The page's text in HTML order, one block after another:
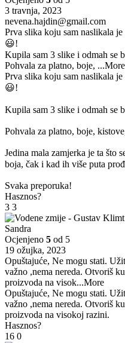
3 travnja, 2023
nevena.hajdin@gmail.com
Prva slika koju sam naslikala
😃!
Kupila sam 3 slike i odmah se
Pohvala za platno, boje, ...More
Prva slika koju sam naslikala
😃!
Kupila sam 3 slike i odmah se
Pohvala za platno, boje,
Jedina mala zamjerka je ta što
boja, čak i kad ih više puta
Svaka preporuka!
Hasznos?
3 3
Sandra
Ocjenjeno 5 od 5
19 ožujka, 2023
Opuštajuće, Ne mogu stati.
važno ,nema nereda. Otvoriš
proizvoda na visok...More
Opuštajuće, Ne mogu stati.
važno ,nema nereda. Otvoriš
proizvoda na visokoj razini.
Hasznos?
16 0